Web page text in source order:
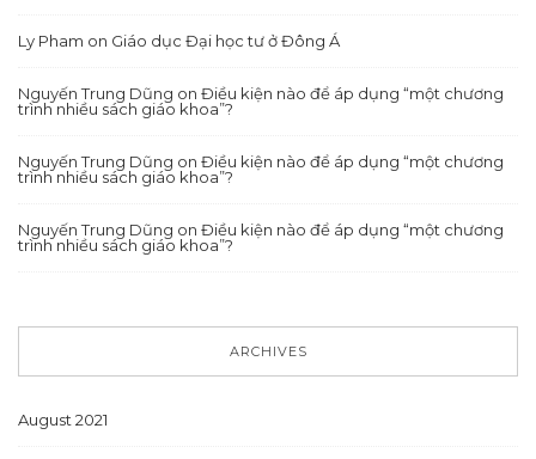
Ly Pham on Giáo dục Đại học tư ở Đông Á
Nguyến Trung Dũng on Điều kiện nào để áp dụng “một chương
trình nhiều sách giáo khoa”?
Nguyến Trung Dũng on Điều kiện nào để áp dụng “một chương
trình nhiều sách giáo khoa”?
Nguyến Trung Dũng on Điều kiện nào để áp dụng “một chương
trình nhiều sách giáo khoa”?
ARCHIVES
August 2021